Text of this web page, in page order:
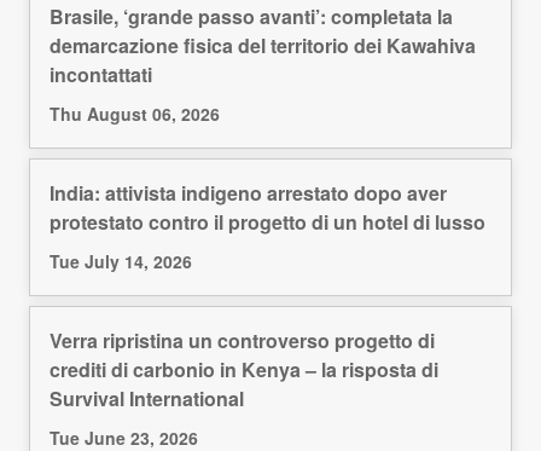
Brasile, ‘grande passo avanti’: completata la
demarcazione fisica del territorio dei Kawahiva
incontattati
Thu August 06, 2026
India: attivista indigeno arrestato dopo aver
protestato contro il progetto di un hotel di lusso
Tue July 14, 2026
Verra ripristina un controverso progetto di
crediti di carbonio in Kenya – la risposta di
Survival International
Tue June 23, 2026